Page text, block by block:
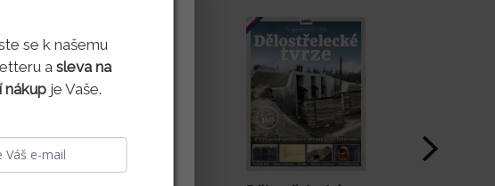
souborů cookies
zkvalitnit naše
daném zařízení děláte.
přizpůsobit vašim
zkušenost s
na základě vašich
se k našemu
a sleva na
nákupje Vaše.